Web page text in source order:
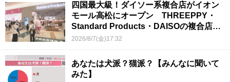
四国最大級！ダイソー系複合店がイオン
モール高松にオープン THREEPPY・
Standard Products・DAISOの複合店は
香川県初
2026/8/7(金)17:32
あなたは犬派？猫派？【みんなに聞いて
みた】